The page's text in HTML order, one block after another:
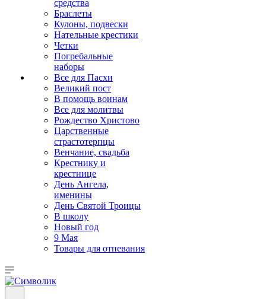
средства
Браслеты
Кулоны, подвески
Нательные крестики
Четки
Погребальные
наборы
Все для Пасхи
Великий пост
В помощь воинам
Все для молитвы
Рождество Христово
Царственные
страстотерпцы
Венчание, свадьба
Крестнику и
крестнице
День Ангела,
именины
День Святой Троицы
В школу
Новый год
9 Мая
Товары для отпевания